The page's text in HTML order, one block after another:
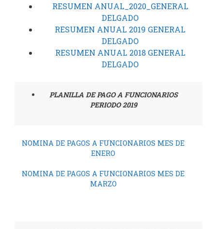
RESUMEN ANUAL_2020_GENERAL
DELGADO
RESUMEN ANUAL 2019 GENERAL
DELGADO
RESUMEN ANUAL 2018 GENERAL
DELGADO
PLANILLA DE PAGO A FUNCIONARIOS
PERIODO 2019
NOMINA DE PAGOS A FUNCIONARIOS MES DE
ENERO
NOMINA DE PAGOS A FUNCIONARIOS MES DE
MARZO